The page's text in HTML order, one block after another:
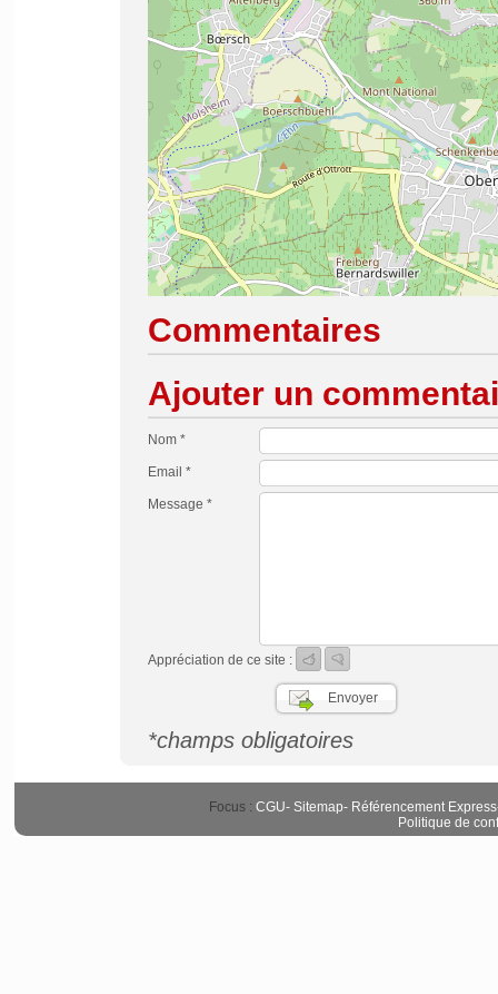
Commentaires
Ajouter un
Nom *
Email *
Message *
Appréciation de ce site :
*champs obligatoires
Focus : CGU- Sitemap- Référencement Express
Politique de